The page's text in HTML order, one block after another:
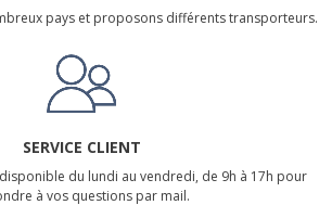
pays et proposons différents transporteurs.
SERVICE CLIENT
du lundi au vendredi, de 9h à 17h pour
à vos questions par mail.